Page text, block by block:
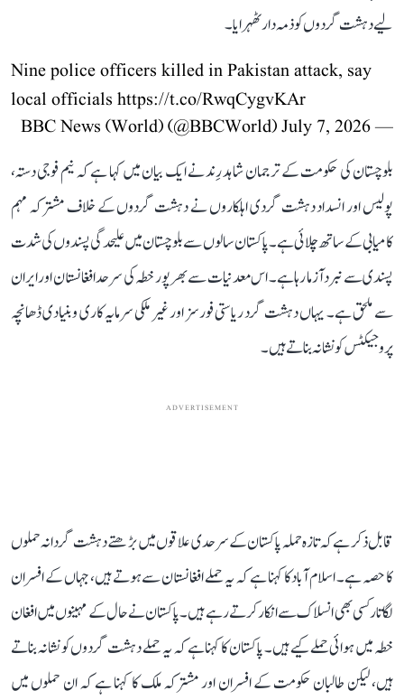
لیے دہشت گردوں کو ذمہ دار ٹھہرایا۔
Nine police officers killed in Pakistan attack, say
local officials https://t.co/RwqCygvKAr
— BBC News (World) (@BBCWorld)
July 7, 2026
بلوچستان کی حکومت کے ترجمان شاہد رِند نے ایک بیان میں کہا ہے کہ نیم فوجی دستہ،
پولیس اور انسداد دہشت گردی اہلکاروں نے دہشت گردوں کے خلاف مشترکہ مہم
کامیابی کے ساتھ چلائی ہے۔ پاکستان سالوں سے بلوچستان میں علیحدگی پسندوں کی شدت
پسندی سے نبرد آزما رہا ہے۔ اس معدنیات سے بھرپور خطہ کی سرحد افغانستان اور ایران
سے ملحق ہے۔ یہاں دہشت گرد ریاستی فورسز اور غیر ملکی سرمایہ کاری و بنیادی ڈھانچہ
پروجیکٹس کو نشانہ بناتے ہیں۔
ADVERTISEMENT
قابل ذکر ہے کہ تازہ حملہ پاکستان کے سرحدی علاقوں میں بڑھتے دہشت گردانہ حملوں
کا حصہ ہے۔ اسلام آباد کا کہنا ہے کہ یہ حملے افغانستان سے ہوتے ہیں، جہاں کے افسران
لگاتار کسی بھی انسلاک سے انکار کرتے رہے ہیں۔ پاکستان نے حال کے مہینوں میں افغان
خطہ میں ہوائی حملے کیے ہیں۔ پاکستان کا کہنا ہے کہ یہ حملے دہشت گردوں کو نشانہ بناتے
ہیں، لیکن طالبان حکومت کے افسران اور مشترکہ ملک کا کہنا ہے کہ ان حملوں میں